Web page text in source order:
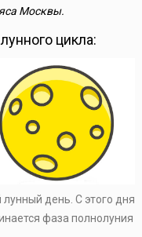
Москвы.
цикла:
лунный день. С этого дня
фаза полнолуния